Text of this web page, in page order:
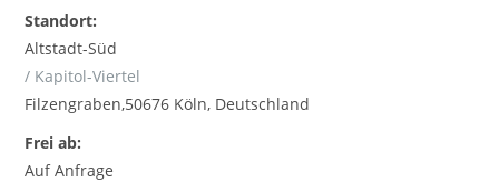
Standort:
Altstadt-Süd
/ Kapitol-Viertel
Filzengraben,50676 Köln, Deutschland
Frei ab:
Auf Anfrage